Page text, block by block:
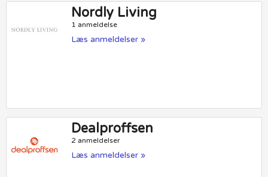
Nordly Living
1 anmeldelse
Læs anmeldelser »
Dealproffsen
2 anmeldelser
Læs anmeldelser »